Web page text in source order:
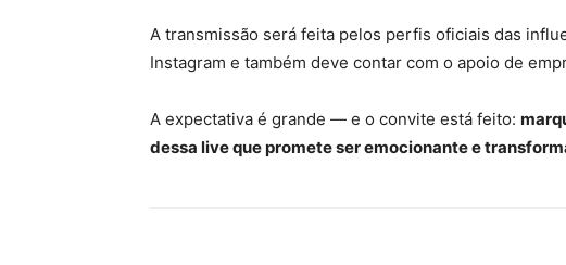
A transmissão será feita pelos perfis oficiais das
Instagram e também deve contar com o apoio de
A expectativa é grande — e o convite está feito:
dessa live que promete ser emocionante e